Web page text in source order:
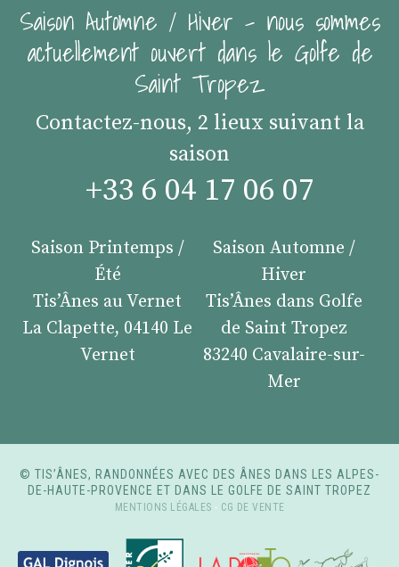
Saison Automne / Hiver - nous sommes
actuellement ouvert dans le Golfe de
Saint Tropez
Contactez-nous, 2 lieux suivant la
saison
+33 6 04 17 06 07
Saison Printemps /
Été
Tis’Ânes au Vernet
La Clapette, 04140 Le
Vernet
Saison Automne /
Hiver
Tis’Ânes dans Golfe
de Saint Tropez
83240 Cavalaire-sur-
Mer
© TIS’ÂNES, RANDONNÉES AVEC DES ÂNES DANS LES ALPES-
DE-HAUTE-PROVENCE ET DANS LE GOLFE DE SAINT TROPEZ
MENTIONS LÉGALES - CG DE VENTE